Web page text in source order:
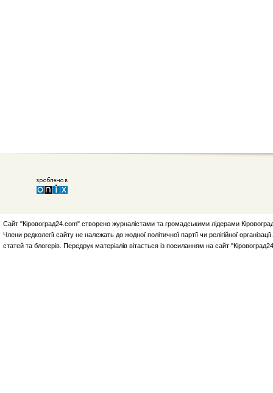
Сайт "Кіровоград24.com" створено журналістами та громадськими лідерами
Члени редколегії сайту не належать до жодної політичної партії чи релігійної
статей та блогерів. Передрук матеріалів вітається із посиланням на сайт